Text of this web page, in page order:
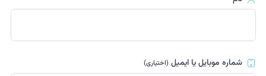
شماره موبایل یا ایمیل(اختیاری)